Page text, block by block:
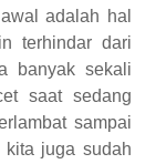
adalah hal
terhindar dari
banyak sekali
saat sedang
sampai
kita juga sudah